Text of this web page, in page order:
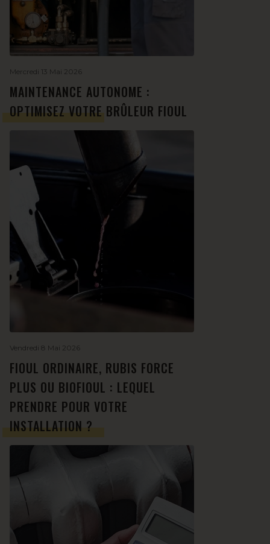
Mercredi 13 Mai 2026
MAINTENANCE AUTONOME :
OPTIMISEZ VOTRE BRÛLEUR FIOUL
Vendredi 8 Mai 2026
FIOUL ORDINAIRE, RUBIS FORCE
PLUS OU BIOFIOUL : LEQUEL
PRENDRE POUR VOTRE
INSTALLATION ?